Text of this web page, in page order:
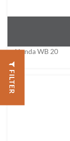
Honda WB 20
FILTER